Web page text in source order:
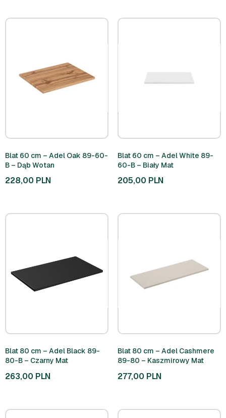
Blat 60 cm – Adel Oak 89-60-
B – Dąb Wotan
228,00 PLN
Blat 60 cm – Adel White 89-
60-B – Biały Mat
205,00 PLN
Blat 80 cm – Adel Black 89-
80-B – Czarny Mat
263,00 PLN
Blat 80 cm – Adel Cashmere
89-80 – Kaszmirowy Mat
277,00 PLN